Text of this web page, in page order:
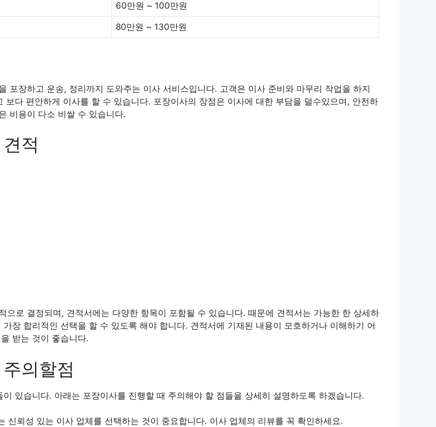
60만원 ~ 100만원
80만원 ~ 130만원
포장하고 운송, 정리까지 도와주는 이사 서비스입니다. 고객은 이사 준비와 마무리 작업을 하지
다 편안하게 이사를 할 수 있습니다. 포장이사의 장점은 이사에 대한 부담을 덜수있으며, 안전하
비용이 다소 비쌀 수 있습니다.
적
으로 결정되며, 견적서에는 다양한 항목이 포함될 수 있습니다. 때문에 견적서는 가능한 한 상세하
장 합리적인 선택을 할 수 있도록 해야 합니다. 견적서에 기재된 내용이 모호하거나 이해하기 어
받는 것이 좋습니다.
의할점
있습니다. 아래는 포장이사를 진행할 때 주의해야 할 점들을 상세히 설명하도록 하겠습니다.
신뢰성 있는 이사 업체를 선택하는 것이 중요합니다. 이사 업체의 리뷰를 꼭 확인하세요.